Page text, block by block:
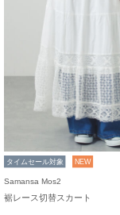
タイムセール対象 NEW
Samansa Mos2
裾レース切替スカート